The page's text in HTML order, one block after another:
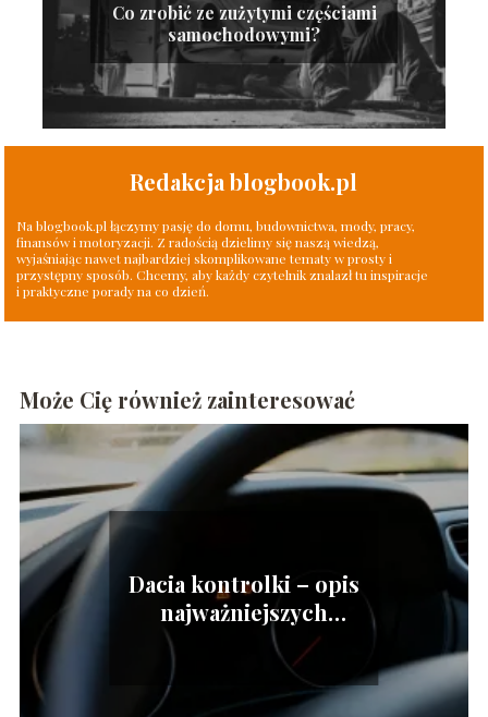
Co zrobić ze zużytymi częściami
samochodowymi?
Redakcja blogbook.pl
Na blogbook.pl łączymy pasję do domu, budownictwa, mody, pracy,
finansów i motoryzacji. Z radością dzielimy się naszą wiedzą,
wyjaśniając nawet najbardziej skomplikowane tematy w prosty i
przystępny sposób. Chcemy, aby każdy czytelnik znalazł tu inspiracje
i praktyczne porady na co dzień.
Może Cię również zainteresować
Dacia kontrolki – opis
najważniejszych
kontrolek na desce